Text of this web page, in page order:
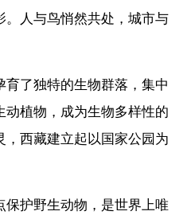
。人与鸟悄然共处，城市与
育了独特的生物群落，集中
植物，成为生物多样性的
，西藏建立起以国家公园为
保护野生动物，是世界上唯